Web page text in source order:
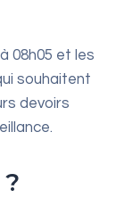
08h05 et les
souhaitent
devoirs